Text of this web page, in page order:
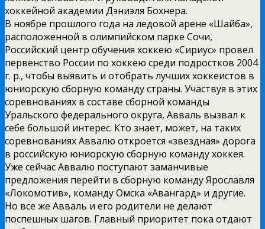
хоккейной академии Дэниэля Бохнера.
В ноябре прошлого года на ледовой арене «Шайба»,
расположенной в олимпийском парке Сочи,
Российский центр обучения хоккею «Сириус» провел
первенство России по хоккею среди подростков 2004
г. р., чтобы выявить и отобрать лучших хоккеистов в
юниорскую сборную команду страны. Участвуя в этих
соревнованиях в составе сборной команды
Уральского федерального округа, Авваль вызвал к
себе большой интерес. Кто знает, может, на таких
соревнованиях Аввалю откроется «звездная» дорога
в российскую юниорскую сборную команду хоккея.
Уже сейчас Аввалю поступают заманчивые
предложения перейти в сборную команду Ярославля
«Локомотив», команду Омска «Авангард» и другие.
Но все же Авваль и его родители не делают
поспешных шагов. Главный приоритет пока отдают